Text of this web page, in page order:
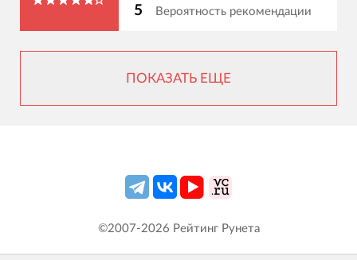
5 Вероятность рекомендации
ПОКАЗАТЬ ЕЩЕ
©2007-2026 Рейтинг Рунета